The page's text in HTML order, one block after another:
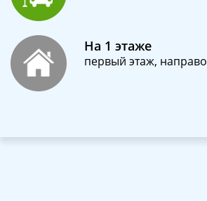
На 1 этаже
первый этаж, направо